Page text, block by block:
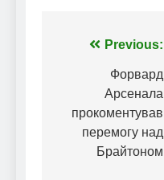
Навігація
записів
Previous:
Форвард
Арсенала
прокоментував
перемогу над
Брайтоном